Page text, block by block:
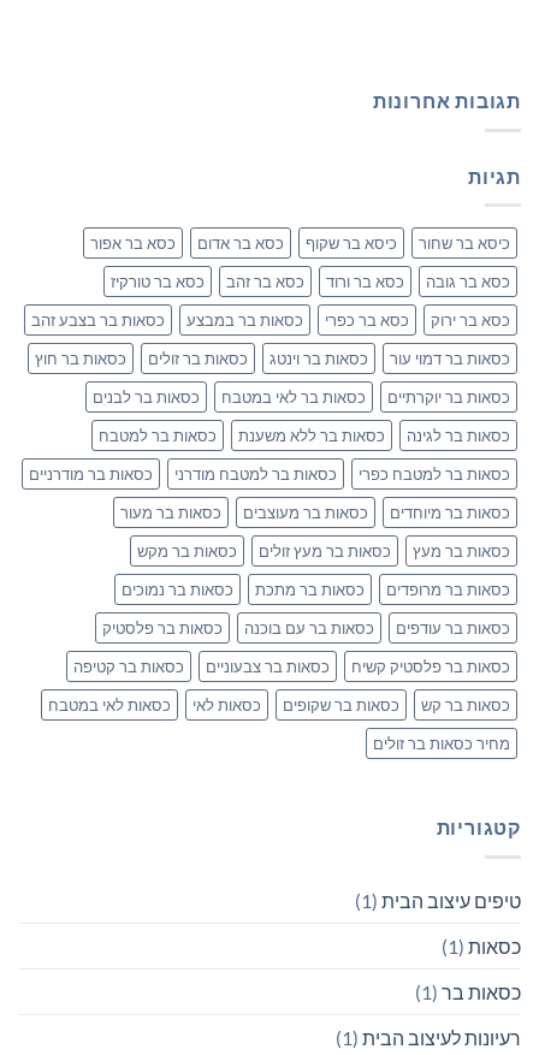
תגובות אחרונות
תגיות
כיסא בר שחור כיסא בר שקוף כסא בר אדום
כסא בר אפור
כסא בר גובה
כסא בר ורוד כסא בר זהב
כסא בר טורקיז
כסא בר ירוק
כסא בר כפרי כסאות בר במבצע
כסאות בר בצבע זהב
כסאות בר דמוי עור
כסאות בר וינטג כסאות בר זולים
כסאות בר חוץ
כסאות בר יוקרתיים
כסאות בר לאי במטבח
כסאות בר לבנים
כסאות בר לגינה
כסאות בר ללא משענת
כסאות בר למטבח
כסאות בר למטבח כפרי
כסאות בר למטבח מודרני
כסאות בר מודרניים
כסאות בר מיוחדים
כסאות בר מעוצבים
כסאות בר מעור
כסאות בר מעץ
כסאות בר מעץ זולים
כסאות בר מקש
כסאות בר מרופדים
כסאות בר מתכת
כסאות בר נמוכים
כסאות בר עודפים
כסאות בר עם בוכנה
כסאות בר פלסטיק
כסאות בר פלסטיק קשיח
כסאות בר צבעוניים
כסאות בר קטיפה
כסאות בר קש
כסאות בר שקופים כסאות לאי
כסאות לאי במטבח
מחיר כסאות בר זולים
קטגוריות
טיפים עיצוב הבית (1)
כסאות (1)
כסאות בר (1)
רעיונות לעיצוב הבית (1)